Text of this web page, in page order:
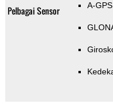
Pelbagai Sensor A-GPS